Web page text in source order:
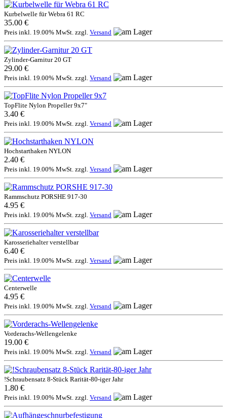
Kurbelwelle für Webra 61 RC
35.00 €
Preis inkl. 19.00% MwSt. zzgl. Versand
Zylinder-Garnitur 20 GT
29.00 €
Preis inkl. 19.00% MwSt. zzgl. Versand
TopFlite Nylon Propeller 9x7"
3.40 €
Preis inkl. 19.00% MwSt. zzgl. Versand
Hochstarthaken NYLON
2.40 €
Preis inkl. 19.00% MwSt. zzgl. Versand
Rammschutz PORSHE 917-30
4.95 €
Preis inkl. 19.00% MwSt. zzgl. Versand
Karosseriehalter verstellbar
6.40 €
Preis inkl. 19.00% MwSt. zzgl. Versand
Centerwelle
4.95 €
Preis inkl. 19.00% MwSt. zzgl. Versand
Vorderachs-Wellengelenke
19.00 €
Preis inkl. 19.00% MwSt. zzgl. Versand
!Schraubensatz 8-Stück Rarität-80-iger Jahr
1.80 €
Preis inkl. 19.00% MwSt. zzgl. Versand